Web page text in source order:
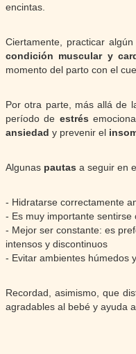
encintas.
Ciertamente, practicar
condición muscular y
momento del parto con el
Por otra parte, más allá de
período de estrés
ansiedad y prevenir el
Algunas pautas a seguir en
- Hidratarse correctamente
- Es muy importante
- Mejor ser constante: es
intensos y discontinuos
- Evitar ambientes húmedos
Recordad, asimismo, que
agradables al bebé y ayuda